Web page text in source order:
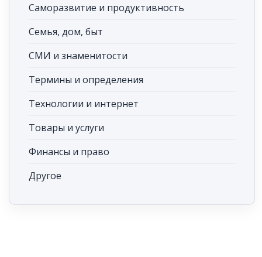
Саморазвитие и продуктивность
Семья, дом, быт
СМИ и знаменитости
Термины и определения
Технологии и интернет
Товары и услуги
Финансы и право
Другое